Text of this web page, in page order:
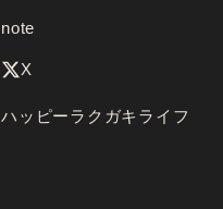
note
X
ハッピーラクガキライフ